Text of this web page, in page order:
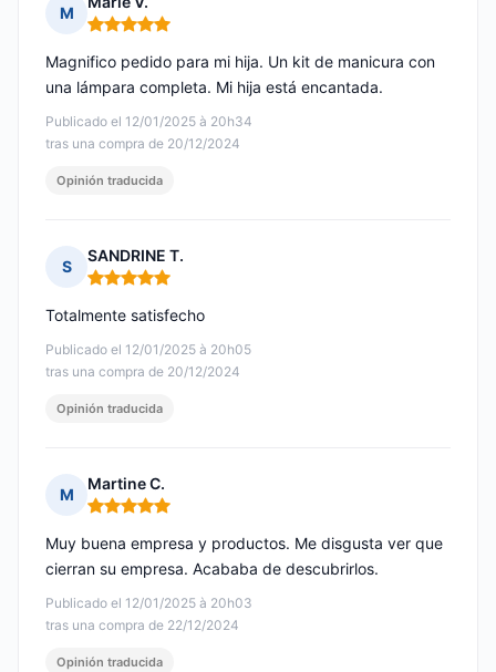
M
Nota: 5 de 5
Publicado el 12/01/2025 à 20h34
tras una compra de 20/12/2024
Magnifico pedido para mi hija. Un kit de manicura con
una lámpara completa. Mi hija está encantada.
Opinión traducida
S
SANDRINE T.
Nota: 5 de 5
Publicado el 12/01/2025 à 20h05
tras una compra de 20/12/2024
Totalmente satisfecho
Opinión traducida
M
Martine C.
Nota: 5 de 5
Publicado el 12/01/2025 à 20h03
tras una compra de 22/12/2024
Muy buena empresa y productos. Me disgusta ver que
cierran su empresa. Acababa de descubrirlos.
Opinión traducida